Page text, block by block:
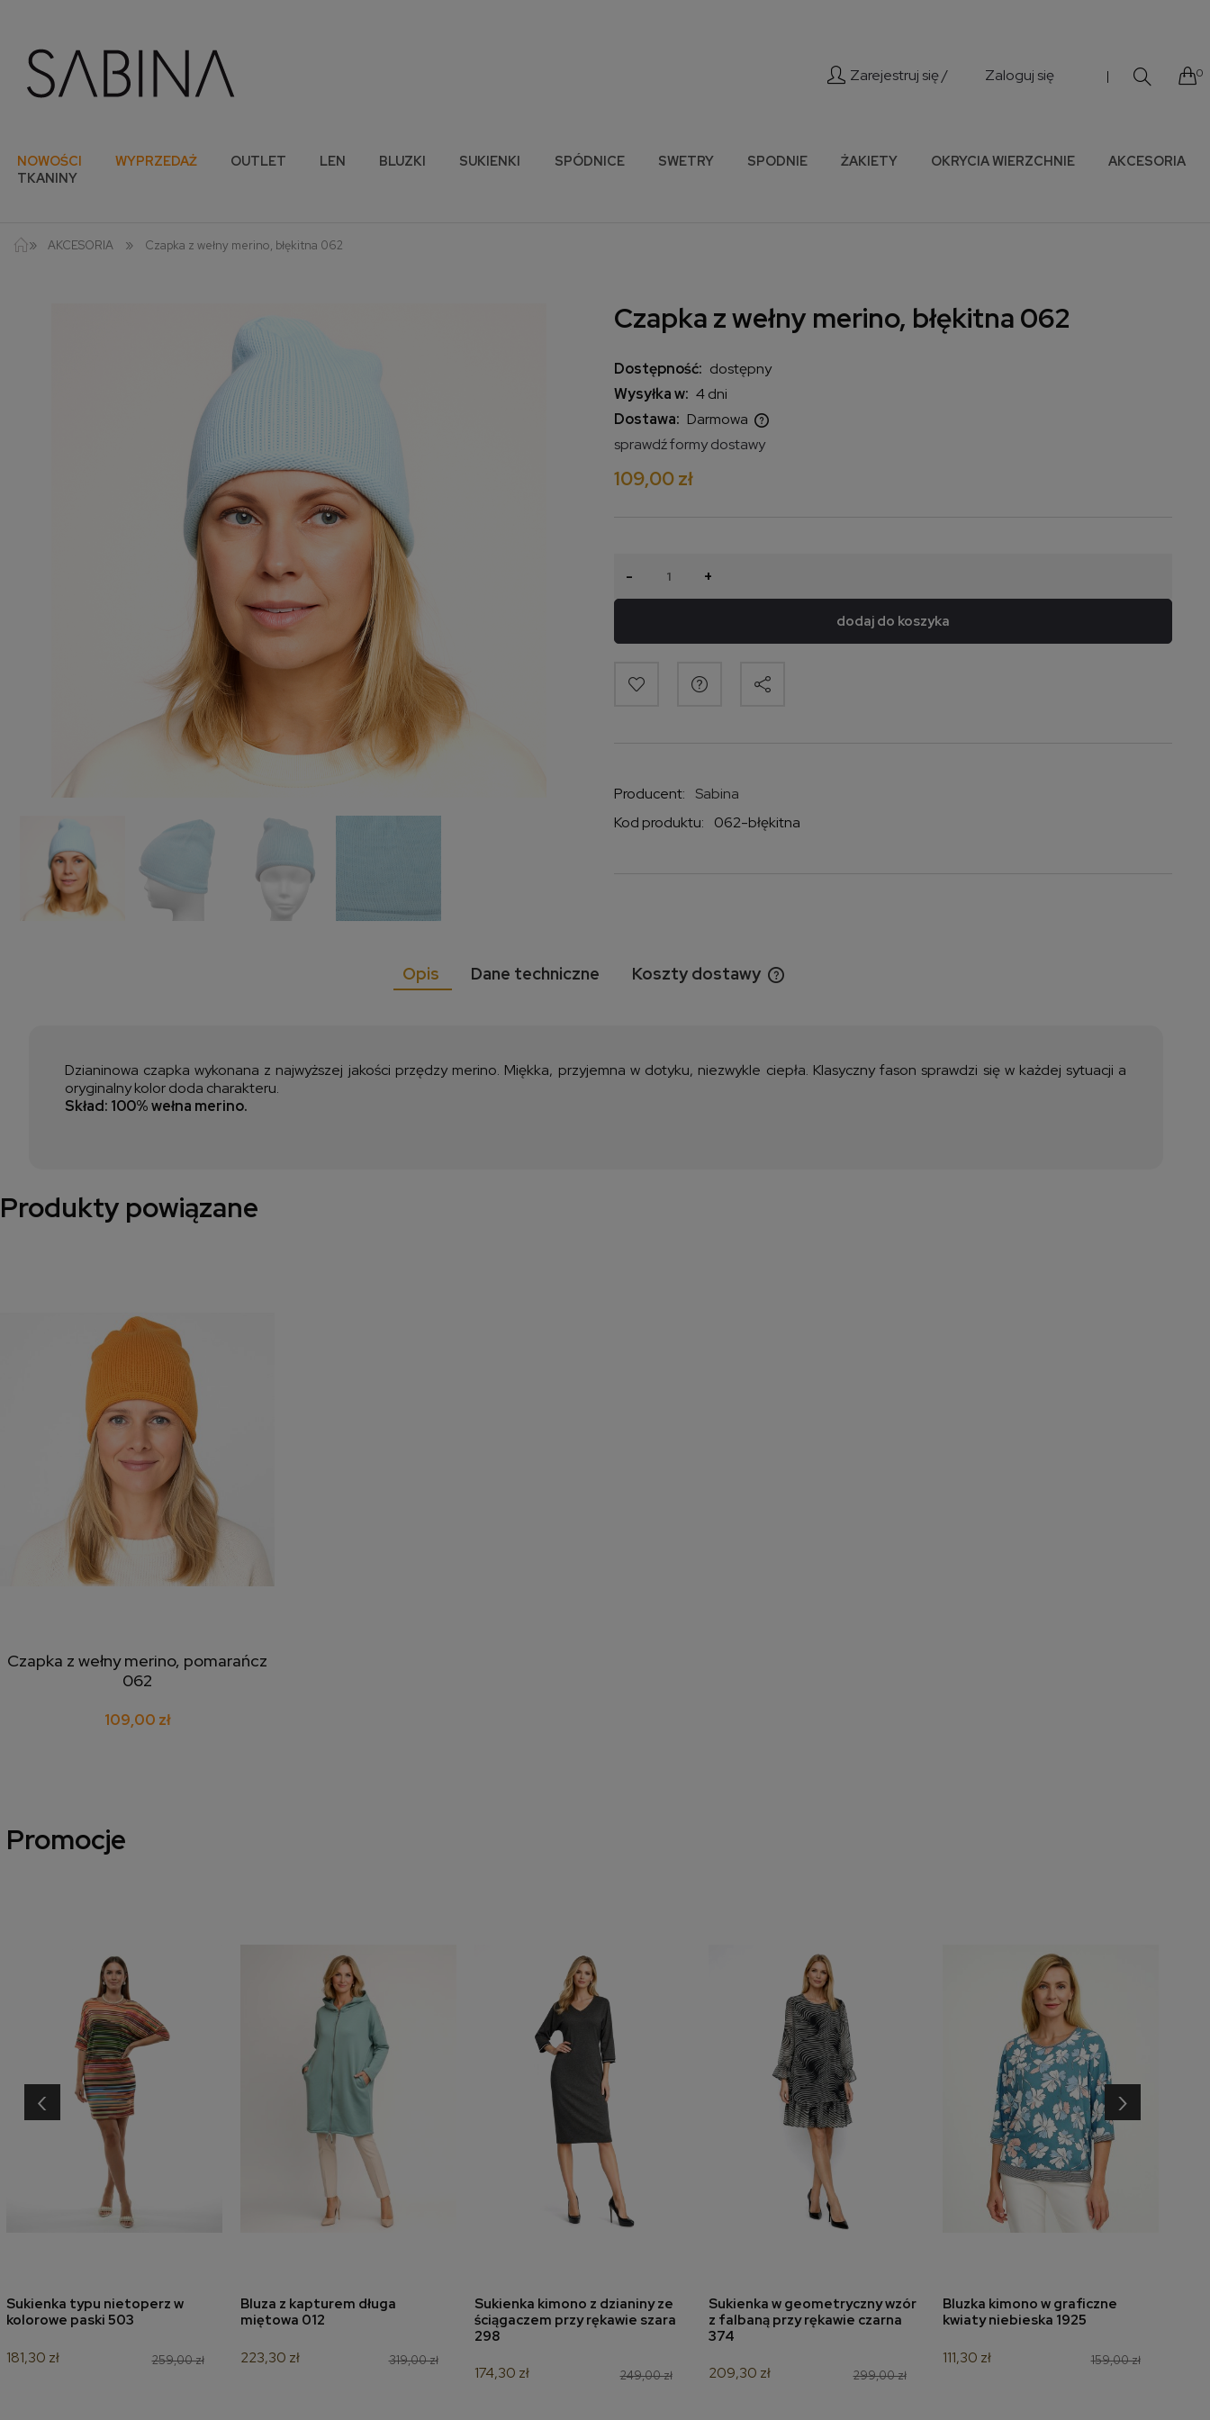
Zarejestruj się / Zaloguj się | 0
NOWOŚCI WYPRZEDAŻ OUTLET LEN BLUZKI SUKIENKI SPÓDNICE SWETRY SPODNIE ŻAKIETY OKRYCIA WIERZCHNIE
AKCESORIA
TKANINY
» AKCESORIA » Czapka z wełny merino, błękitna 062
Czapka z wełny merino, błękitna 062
Dostępność: dostępny
Wysyłka w: 4 dni
Dostawa: Darmowa
kosztów płatności
sprawdź formy dostawy
109,00 zł
- +
dodaj do koszyka
Producent:
Sabina
Kod produktu:
062-błękitna
Opis Dane techniczne Koszty dostawy
Dzianinowa czapka wykonana z najwyższej jakości przędzy merino. Miękka, przyjemna w dotyku, niezwykle ciepła. Klasyczny fason sprawdzi się w każdej sytuacji a
oryginalny kolor doda charakteru.
Skład: 100% wełna merino.
Produkty powiązane
dodaj do koszyka
Czapka z wełny merino, pomarańcz
062
109,00 zł
Promocje
dodaj do koszyka
Sukienka typu nietoperz w
kolorowe paski 503
259,00 zł
181,30 zł
dodaj do koszyka
Bluza z kapturem długa
miętowa 012
319,00 zł
223,30 zł
dodaj do koszyka
Sukienka kimono z dzianiny ze
ściągaczem przy rękawie szara
298
249,00 zł
174,30 zł
dodaj do koszyka
Sukienka w geometryczny wzór
z falbaną przy rękawie czarna
374
299,00 zł
209,30 zł
dodaj do koszyka
Bluzka kimono w graficzne
kwiaty niebieska 1925
159,00 zł
111,30 zł
‹ ›